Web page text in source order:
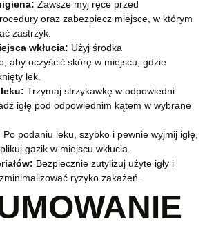
Zawsze myj ręce przed
oraz zabezpiecz miejsce, w którym
zastrzyk.
wkłucia: Użyj środka
aby oczyścić skórę w miejscu, gdzie
lek.
Trzymaj strzykawkę w odpowiedni
igłę pod odpowiednim kątem w wybrane
Po podaniu leku, szybko i pewnie wyjmij igłę,
gazik w miejscu wkłucia.
Bezpiecznie zutylizuj użyte igły i
ryzyko zakażeń.